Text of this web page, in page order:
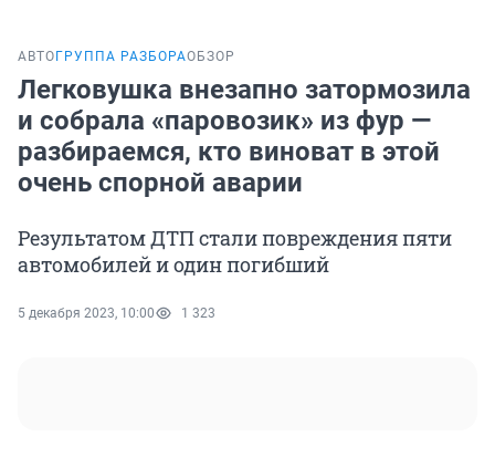
АВТО ГРУППА РАЗБОРАОБЗОР
Легковушка внезапно затормозила
и собрала «паровозик» из фур —
разбираемся, кто виноват в этой
очень спорной аварии
Результатом ДТП стали повреждения пяти
автомобилей и один погибший
5 декабря 2023, 10:00 1 323